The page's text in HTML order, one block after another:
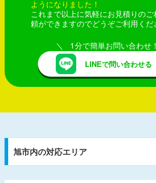
ようになりました！
これまで以上に気軽にお見積りのご
頼ができますのでどうぞご利用くだ
1分で簡単お問い合わせ！
LINEで問い合わせる
旭市内の対応エリア